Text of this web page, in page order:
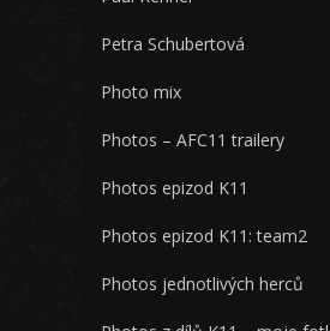
Petra Schubertová
Photo mix
Photos – AFC11 trailery
Photos epizod K11
Photos epizod K11: team2
Photos jednotlivých herců